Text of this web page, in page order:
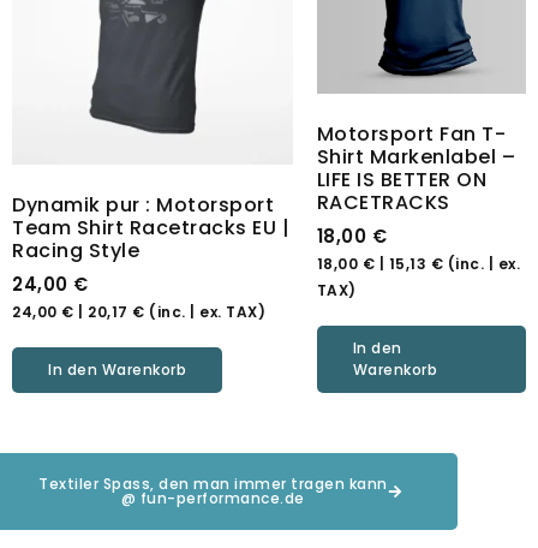
Dynamik pur : Motorsport
Team Shirt Racetracks EU |
Racing Style
24,00 €
24,00 € 20,17 € (inc. | ex. TAX)
In den Warenkorb
Motorsport Fan T-
Shirt Markenlabel –
LIFE IS BETTER ON
RACETRACKS
18,00 €
18,00 € 15,13 € (inc. | ex.
TAX)
In den
Warenkorb
Textiler Spass, den man immer tragen kann
@ fun-performance.de